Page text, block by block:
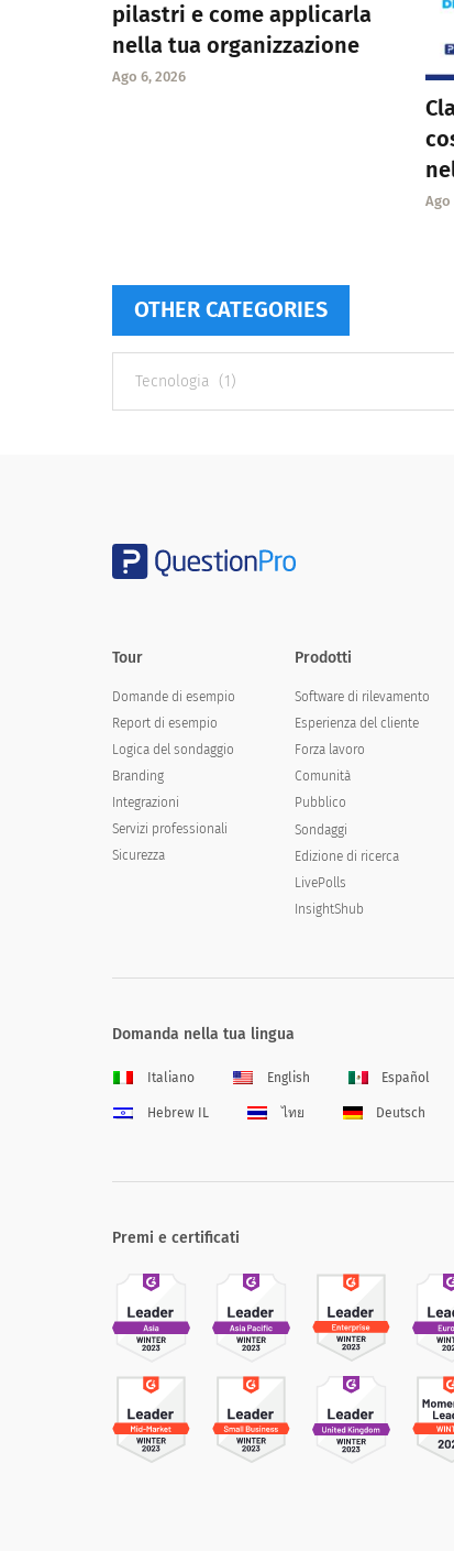
pilastri e come applicarla
nella tua organizzazione
Ago 6, 2026
Ago
OTHER CATEGORIES
categories
Tour
Domande di esempio
Report di esempio
Logica del sondaggio
Branding
Integrazioni
Servizi professionali
Sicurezza
Prodotti
Software di rilevamento
Esperienza del cliente
Forza lavoro
Comunità
Pubblico
Sondaggi
Edizione di ricerca
LivePolls
InsightShub
Domanda nella tua lingua
Italiano English Español
Hebrew IL ไทย Deutsch
Premi e certificati